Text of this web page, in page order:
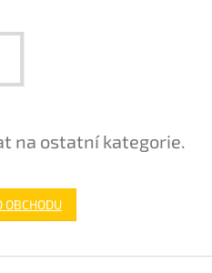
na ostatní kategorie.
OBCHODU